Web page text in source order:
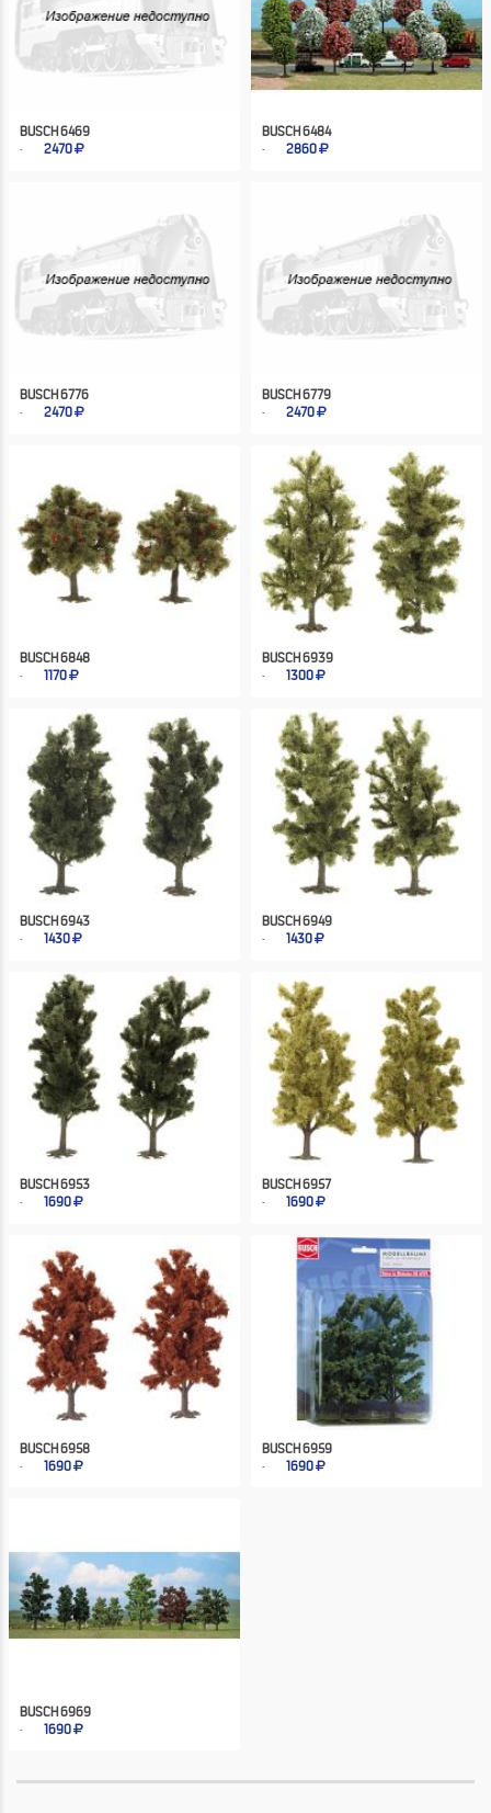
BUSCH 6469
2470
BUSCH 6484
2860
BUSCH 6776
2470
BUSCH 6779
2470
BUSCH 6848
1170
BUSCH 6939
1300
BUSCH 6943
1430
BUSCH 6949
1430
BUSCH 6953
1690
BUSCH 6957
1690
BUSCH 6958
1690
BUSCH 6959
1690
BUSCH 6969
1690